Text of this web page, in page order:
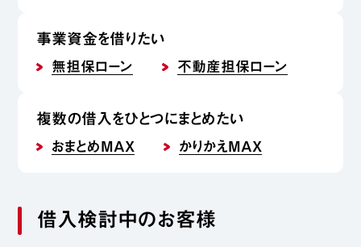
事業資金を借りたい
無担保ローン 不動産担保ローン
複数の借入をひとつにまとめたい
おまとめMAX かりかえMAX
借入検討中のお客様